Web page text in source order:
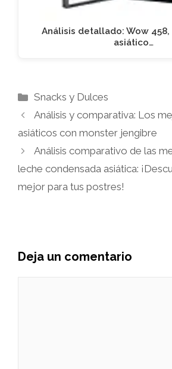
Análisis detallado: Wow
asiático…
Categorías
Snacks y Dulces
Análisis y comparativa: Los
asiáticos con monster jengibre
Análisis comparativo de las
leche condensada asiática:
mejor para tus postres!
Deja un comentario